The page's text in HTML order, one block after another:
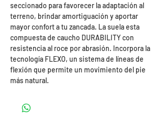
seccionado para favorecer la adaptación al
terreno, brindar amortiguación y aportar
mayor confort a tu zancada. La suela esta
compuesta de caucho DURABILITY con
resistencia al roce por abrasión. Incorpora la
tecnología FLEXO, un sistema de líneas de
flexión que permite un movimiento del pie
más natural.